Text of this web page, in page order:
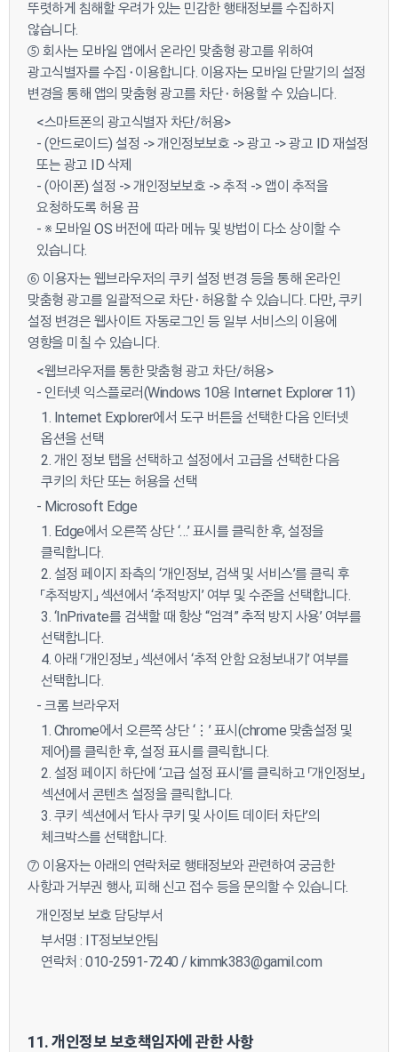
뚜렷하게 침해할 우려가 있는 민감한 행태정보를 수집하지
않습니다.
⑤ 회사는 모바일 앱에서 온라인 맞춤형 광고를 위하여
광고식별자를 수집⬝이용합니다. 이용자는 모바일 단말기의 설정
변경을 통해 앱의 맞춤형 광고를 차단⬝허용할 수 있습니다.
<스마트폰의 광고식별자 차단/허용>
- (안드로이드) 설정 -> 개인정보보호 -> 광고 -> 광고 ID 재설정
또는 광고 ID 삭제
- (아이폰) 설정 -> 개인정보보호 -> 추적 -> 앱이 추적을
요청하도록 허용 끔
- ※ 모바일 OS 버전에 따라 메뉴 및 방법이 다소 상이할 수
있습니다.
⑥ 이용자는 웹브라우저의 쿠키 설정 변경 등을 통해 온라인
맞춤형 광고를 일괄적으로 차단⬝허용할 수 있습니다. 다만, 쿠키
설정 변경은 웹사이트 자동로그인 등 일부 서비스의 이용에
영향을 미칠 수 있습니다.
<웹브라우저를 통한 맞춤형 광고 차단/허용>
- 인터넷 익스플로러(Windows 10용 Internet Explorer 11)
1. Internet Explorer에서 도구 버튼을 선택한 다음 인터넷
옵션을 선택
2. 개인 정보 탭을 선택하고 설정에서 고급을 선택한 다음
쿠키의 차단 또는 허용을 선택
- Microsoft Edge
1. Edge에서 오른쪽 상단 ‘…’ 표시를 클릭한 후, 설정을
클릭합니다.
2. 설정 페이지 좌측의 ‘개인정보, 검색 및 서비스’를 클릭 후
「추적방지」 섹션에서 ‘추적방지’ 여부 및 수준을 선택합니다.
3. ‘InPrivate를 검색할 때 항상 “엄격” 추적 방지 사용’ 여부를
선택합니다.
4. 아래 「개인정보」 섹션에서 ‘추적 안함 요청보내기’ 여부를
선택합니다.
- 크롬 브라우저
1. Chrome에서 오른쪽 상단 ‘⋮’ 표시(chrome 맞춤설정 및
제어)를 클릭한 후, 설정 표시를 클릭합니다.
2. 설정 페이지 하단에 ‘고급 설정 표시’를 클릭하고 「개인정보」
섹션에서 콘텐츠 설정을 클릭합니다.
3. 쿠키 섹션에서 ‘타사 쿠키 및 사이트 데이터 차단’의
체크박스를 선택합니다.
⑦ 이용자는 아래의 연락처로 행태정보와 관련하여 궁금한
사항과 거부권 행사, 피해 신고 접수 등을 문의할 수 있습니다.
개인정보 보호 담당부서
부서명 : IT정보보안팀
연락처 : 010-2591-7240 / kimmk383@gamil.com
11. 개인정보 보호책임자에 관한 사항